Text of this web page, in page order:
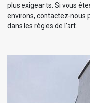
plus exigeants. Si vous
environs, contactez-nous
dans les règles de l’art.